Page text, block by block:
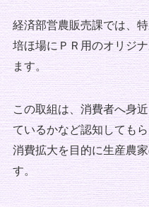
経済部営農販売課では、
培ほ場にＰＲ用のオリジ
ます。
この取組は、消費者へ身
ているかなど認知しても
消費拡大を目的に生産農
す。